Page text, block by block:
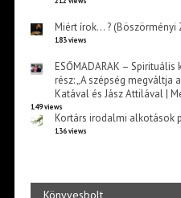
Miért írok… ? (Böszörményi
183 views
ESŐMADARAK –
rész: „A szépség megváltja
Katával és Jász Attilával |
149 views
Kortárs irodalmi alkotások
136 views
Könyvesbolt